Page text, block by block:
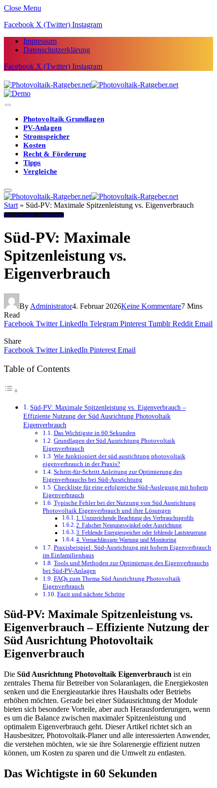
Close Menu
Facebook X (Twitter) Instagram
Impressum
Datenschutzerklärung
Facebook X (Twitter) Instagram
Photovoltaik Grundlagen
PV-Anlagen
Stromspeicher
Kosten
Recht & Förderung
Tipps
Vergleiche
Start » Süd-PV: Maximale Spitzenleistung vs. Eigenverbrauch
Photovoltaik Grundlagen
Süd-PV: Maximale
Spitzenleistung vs.
Eigenverbrauch
By Administrator4. Februar 2026Keine Kommentare7 Mins
Read
Facebook Twitter LinkedIn Telegram Pinterest Tumblr Reddit Email
Share
Facebook Twitter LinkedIn Pinterest Email
Table of Contents
Süd-PV: Maximale Spitzenleistung vs. Eigenverbrauch –
Effiziente Nutzung der Süd Ausrichtung Photovoltaik
Eigenverbrauch
Das Wichtigste in 60 Sekunden
Grundlagen der Süd Ausrichtung Photovoltaik
Eigenverbrauch
Wie funktioniert der süd ausrichtung photovoltaik
eigenverbrauch in der Praxis?
Schritt-für-Schritt Anleitung zur Optimierung des
Eigenverbrauchs bei Süd-Ausrichtung
Checkliste für eine erfolgreiche Süd-Auslegung mit hohem
Eigenverbrauch
Typische Fehler bei der Nutzung von Süd Ausrichtung
Photovoltaik Eigenverbrauch und ihre Lösungen
1. Unzureichende Beachtung des Verbrauchsprofils
2. Falscher Neigungswinkel oder Ausrichtung
3. Fehlende Energiespeicher oder fehlende Laststeuerung
4. Vernachlässigte Wartung und Monitoring
Praxisbeispiel: Süd-Ausrichtung mit hohem Eigenverbrauch
im Einfamilienhaus
Tools und Methoden zur Optimierung des Eigenverbrauchs
bei Süd-PV-Anlagen
FAQs zum Thema Süd Ausrichtung Photovoltaik
Eigenverbrauch
Fazit und nächste Schritte
Süd-PV: Maximale Spitzenleistung vs.
Eigenverbrauch – Effiziente Nutzung der
Süd Ausrichtung Photovoltaik
Eigenverbrauch
Die Süd Ausrichtung Photovoltaik Eigenverbrauch ist ein
zentrales Thema für Betreiber von Solaranlagen, die Energiekosten
senken und die Energieautarkie ihres Haushalts oder Betriebs
erhöhen möchten. Gerade bei einer Südausrichtung der Module
bieten sich besondere Vorteile, aber auch Herausforderungen, wenn
es um die Balance zwischen maximaler Spitzenleistung und
optimalem Eigenverbrauch geht. Dieser Artikel richtet sich an
Hausbesitzer, Photovoltaik-Planer und alle interessierten Anwender,
die verstehen möchten, wie sie ihre Solarenergie effizient nutzen
können, um Kosten zu sparen und die Umwelt zu entlasten.
Das Wichtigste in 60 Sekunden